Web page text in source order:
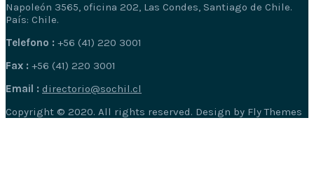
Napoleón 3565, oficina 202, Las Condes, Santiago de Chile.
País: Chile.
Telefono : +56 (41) 220 3001
Fax : +56 (41) 220 3001
Email : directorio@sochil.cl
Copyright © 2020. All rights reserved. Design by Fly Themes